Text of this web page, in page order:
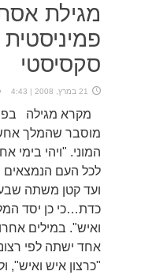
מגילת
סקסיסטי
21 במרץ, 2008 | 4:43
מקרא מגילה
מוסבר שהמלך
המוני. "ויהי
לכל העם הנמצאים
ועד קטן משתה
כדת…כי כן יסד
ואיש". במילים
אחד ישתה לפי
"כרצון איש ואיש",